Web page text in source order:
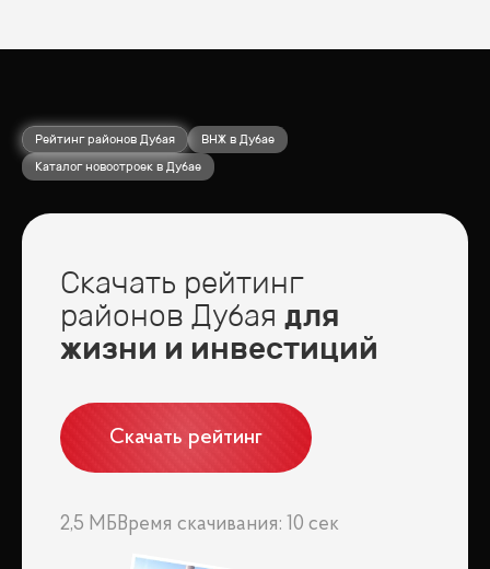
Рейтинг районов Дубая
ВНЖ в Дубае
Каталог новостроек в Дубае
Скачать рейтинг
районов Дубая для
жизни и инвестиций
Скачать рейтинг
2,5 МБ Время скачивания: 10 сек